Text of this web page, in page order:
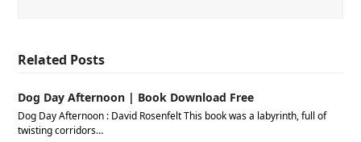
Related Posts
Dog Day Afternoon | Book Download Free
Dog Day Afternoon : David Rosenfelt This book was a labyrinth, full of
twisting corridors…